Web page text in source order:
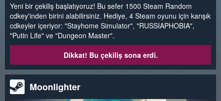
Yeni bir çekiliş başlatıyoruz! Bu sefer 1500 Steam Random
cdkey'inden birini alabilirsiniz. Hediye, 4 Steam oyunu için karışık
cdkeyler içeriyor: "Stayhome Simulator", "RUSSIAPHOBIA",
"Putin Life" ve "Dungeon Master".
Dikkat! Bu çekiliş sona erdi.
Moonlighter